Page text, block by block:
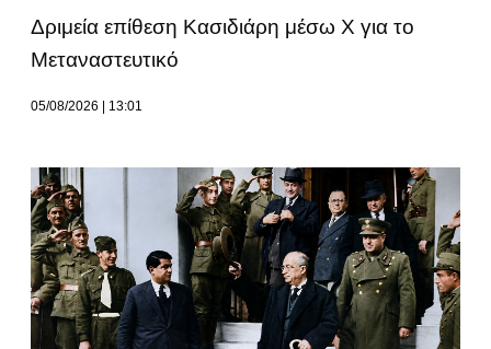
Δριμεία επίθεση Κασιδιάρη μέσω Χ για το
Μεταναστευτικό
05/08/2026 13:01